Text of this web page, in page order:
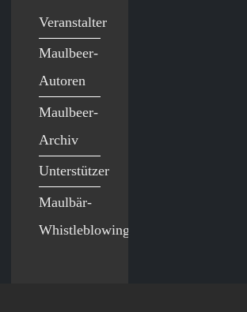
Veranstalter
Maulbeer-
Autoren
Maulbeer-
Archiv
Unterstützer
Maulbär-
Whistleblowing